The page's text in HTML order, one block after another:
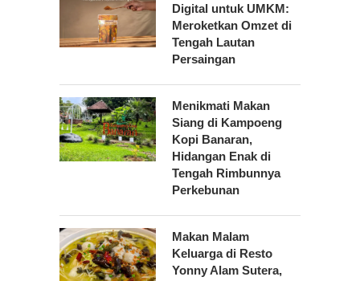
Digital untuk UMKM:
Meroketkan Omzet di
Tengah Lautan
Persaingan
Menikmati Makan
Siang di Kampoeng
Kopi Banaran,
Hidangan Enak di
Tengah Rimbunnya
Perkebunan
Makan Malam
Keluarga di Resto
Yonny Alam Sutera,